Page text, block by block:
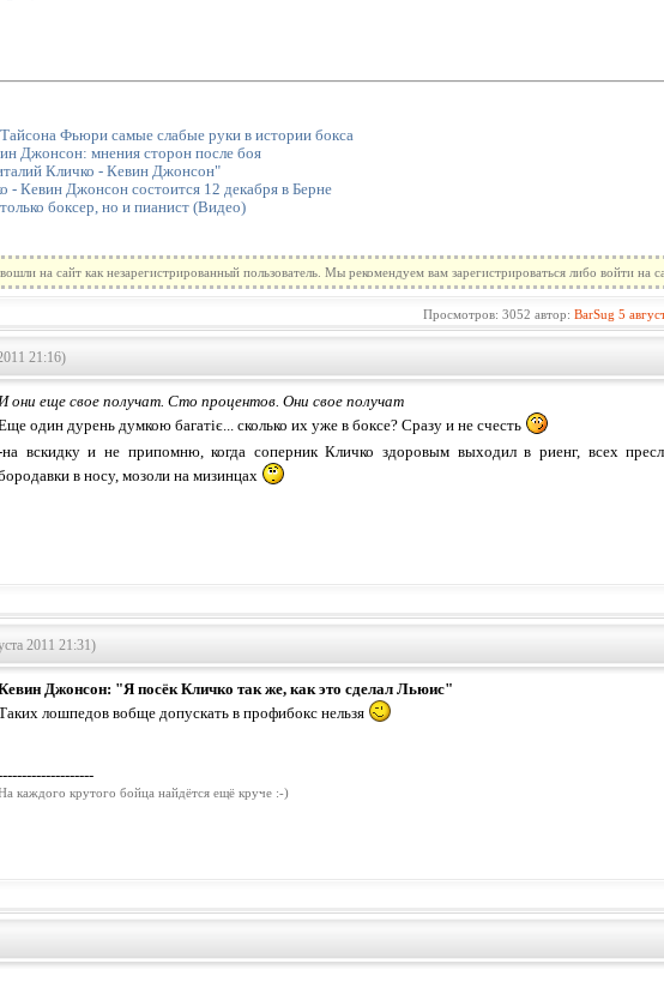
Фьюри самые слабые руки в истории бокса
Джонсон: мнения сторон после боя
Кличко - Кевин Джонсон"
- Кевин Джонсон состоится 12 декабря в Берне
боксер, но и пианист (Видео)
на сайт как незарегистрированный пользователь. Мы рекомендуем вам зарегистрироваться либо войти на
Просмотров: 3052 автор: BarSug 5
21:16)
они еще свое получат. Сто процентов. Они свое получат
один дурень думкою багатіє... сколько их уже в боксе? Сразу и не счесть
на вскидку и не припомню, когда соперник Кличко здоровым выходил в риенг, всех
в носу, мозоли на мизинцах
2011 21:31)
Джонсон: "Я посёк Кличко так же, как это сделал Льюис"
лошпедов вобще допускать в профибокс нельзя
каждого крутого бойца найдётся ещё круче :-)